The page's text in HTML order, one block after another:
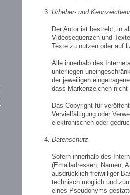
Urheber- und
Der Autor ist bestrebt, in
Videosequenzen und
Texte zu nutzen oder auf
Alle innerhalb des
unterliegen
der jeweiligen
dass Markenzeichen
Das Copyright für
Vervielfältigung oder
elektronischen oder
Datenschutz
Sofern innerhalb des
(Emailadressen, Namen,
ausdrücklich freiwilliger
technisch möglich und
eines Pseudonyms